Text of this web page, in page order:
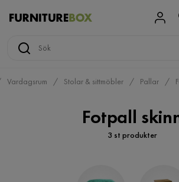
Vardagsrum Stolar & sittmöbler Pallar
Fotpall
3 st produkter